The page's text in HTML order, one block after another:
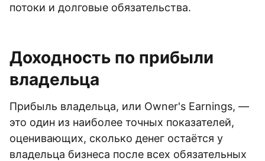
потоки и долговые обязательства.
Доходность по прибыли
владельца
Прибыль владельца, или Owner's Earnings, —
это один из наиболее точных показателей,
оценивающих, сколько денег остаётся у
владельца бизнеса после всех обязательных